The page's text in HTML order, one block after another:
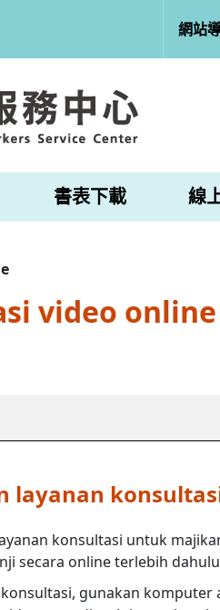
網站
書表下載 線
video online
layanan
konsultasi untuk
secara online terlebih
gunakan